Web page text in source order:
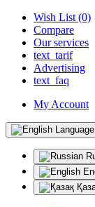
Wish List (0)
Compare
Our services
text_tarif
Advertising
text_faq
My Account
Language